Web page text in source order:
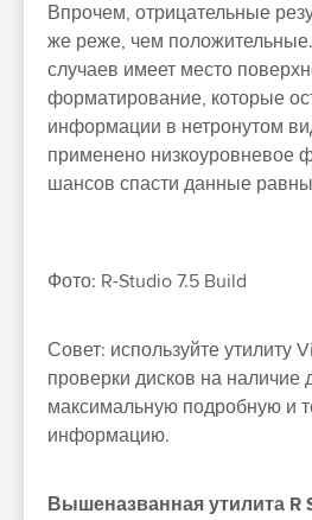
Впрочем, отрицательные
же реже, чем
случаев имеет место
форматирование, которые
информации в нетронутом
применено низкоуровневое
шансов спасти данные
Фото: R-Studio 7.5 Build
Совет: используйте утилиту
проверки дисков на наличие
максимальную подробную и
информацию.
Вышеназванная утилита R